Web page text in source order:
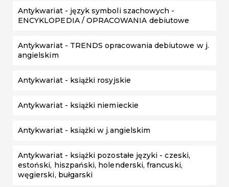
Antykwariat - język symboli szachowych -
ENCYKLOPEDIA / OPRACOWANIA debiutowe
Antykwariat - TRENDS opracowania debiutowe w j.
angielskim
Antykwariat - książki rosyjskie
Antykwariat - książki niemieckie
Antykwariat - książki w j.angielskim
Antykwariat - książki pozostałe języki - czeski,
estoński, hiszpański, holenderski, francuski,
węgierski, bułgarski